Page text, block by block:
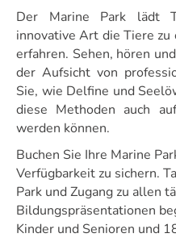
Der Marine Park lädt
innovative Art die Tiere
erfahren. Sehen, hören
der Aufsicht von
Sie, wie Delfine und
diese Methoden auch
werden können.
Buchen Sie Ihre Marine
Verfügbarkeit zu sichern.
Park und Zugang zu allen
Bildungspräsentationen
Kinder und Senioren und